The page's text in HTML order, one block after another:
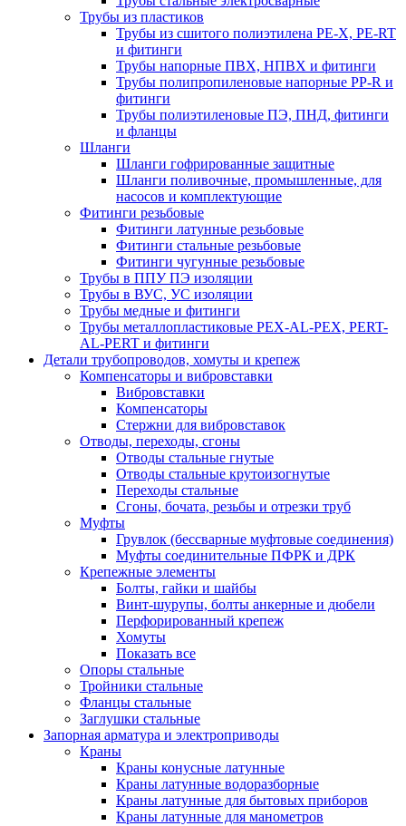
Трубы из пластиков
Трубы из сшитого полиэтилена PE-X, PE-RT
и фитинги
Трубы напорные ПВХ, НПВХ и фитинги
Трубы полипропиленовые напорные PP-R и
фитинги
Трубы полиэтиленовые ПЭ, ПНД, фитинги
и фланцы
Шланги
Шланги гофрированные защитные
Шланги поливочные, промышленные, для
насосов и комплектующие
Фитинги резьбовые
Фитинги латунные резьбовые
Фитинги стальные резьбовые
Фитинги чугунные резьбовые
Трубы в ППУ ПЭ изоляции
Трубы в ВУС, УС изоляции
Трубы медные и фитинги
Трубы металлопластиковые PEX-AL-PEX, PERT-
AL-PERT и фитинги
Детали трубопроводов, хомуты и крепеж
Компенсаторы и вибровставки
Вибровставки
Компенсаторы
Стержни для вибровставок
Отводы, переходы, сгоны
Отводы стальные гнутые
Отводы стальные крутоизогнутые
Переходы стальные
Сгоны, бочата, резьбы и отрезки труб
Муфты
Грувлок (бессварные муфтовые соединения)
Муфты соединительные ПФРК и ДРК
Крепежные элементы
Болты, гайки и шайбы
Винт-шурупы, болты анкерные и дюбели
Перфорированный крепеж
Хомуты
Показать все
Опоры стальные
Тройники стальные
Фланцы стальные
Заглушки стальные
Запорная арматура и электроприводы
Краны
Краны конусные латунные
Краны латунные водоразборные
Краны латунные для бытовых приборов
Краны латунные для манометров